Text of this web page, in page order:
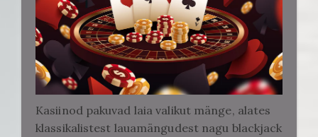
Kasiinod pakuvad laia valikut mänge, alates
klassikalistest lauamängudest nagu blackjack